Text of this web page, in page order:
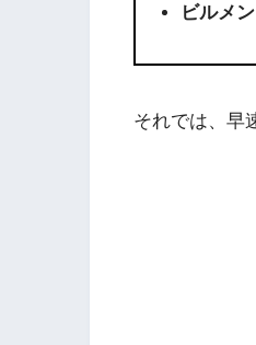
ビルメ
それでは、早